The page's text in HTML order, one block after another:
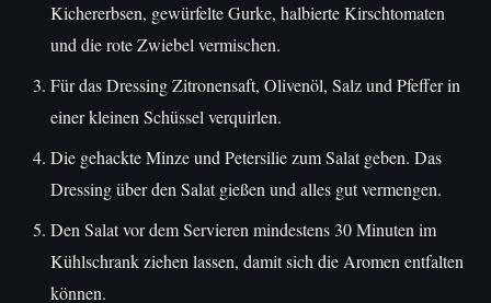
Kichererbsen, gewürfelte Gurke, halbierte Kirschtomaten
und die rote Zwiebel vermischen.
Für das Dressing Zitronensaft, Olivenöl, Salz und Pfeffer in
einer kleinen Schüssel verquirlen.
Die gehackte Minze und Petersilie zum Salat geben. Das
Dressing über den Salat gießen und alles gut vermengen.
Den Salat vor dem Servieren mindestens 30 Minuten im
Kühlschrank ziehen lassen, damit sich die Aromen entfalten
können.